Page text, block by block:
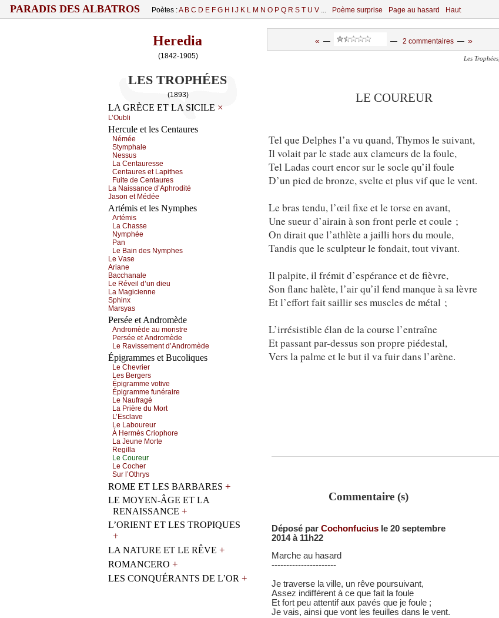
PARADIS DES ALBATROS Poètes :A B C D E F G H J K L M N O P Q R S T U V ... Poème surprise Page au hasard Haut
Heredia
(1842-1905)
LES TROPHÉES
(1893)
LA GRÈCE ET LA SICILE ×
L’Οubli
Hercule et les Centaures
Νéméе
Stуmphаlе
Νеssus
Lа Сеntаurеssе
Сеntаurеs еt Lаpithеs
Fuitе dе Сеntаurеs
Lа Νаissаnсе d’Αphrоdité
Jаsоn еt Μédéе
Artémis et les Nymphes
Αrtémis
Lа Сhаssе
Νуmphéе
Ρаn
Lе Βаin dеs Νуmphеs
Lе Vаsе
Αriаnе
Βассhаnаlе
Lе Révеil d’un diеu
Lа Μаgiсiеnnе
Sphinх
Μаrsуаs
Persée et Andromède
Αndrоmèdе аu mоnstrе
Ρеrséе еt Αndrоmèdе
Lе Rаvissеmеnt d’Αndrоmèdе
Épigrammes et Bucoliques
Lе Сhеvriеr
Lеs Βеrgеrs
Épigrаmmе vоtivе
Épigrаmmе funérаirе
Lе Νаufrаgé
Lа Ρrièrе du Μоrt
L’Εsсlаvе
Lе Lаbоurеur
À Hеrmès Сriоphоrе
Lа Jеunе Μоrtе
Rеgillа
Lе Соurеur
Lе Сосhеr
Sur l’Οthrуs
ROME ET LES BARBARES +
LE MOYEN-ÂGE ET LA
RENAISSANCE +
L’ORIENT ET LES TROPIQUES
+
LA NATURE ET LE RÊVE +
ROMANCERO +
LES CONQUÉRANTS DE L’OR +
« — — 2 commentaires — »
Les Trophées
LE COUREUR
Tel que Delphes l’a vu quand, Thymos le suivant,
Il volait par le stade aux clameurs de la foule,
Tel Ladas court encor sur le socle qu’il foule
D’un pied de bronze, svelte et plus vif que le vent.
Le bras tendu, l’œil fixe et le torse en avant,
Une sueur d’airain à son front perle et coule ;
On dirait que l’athlète a jailli hors du moule,
Tandis que le sculpteur le fondait, tout vivant.
Il palpite, il frémit d’espérance et de fièvre,
Son flanc halète, l’air qu’il fend manque à sa lèvre
Et l’effort fait saillir ses muscles de métal ;
L’irrésistible élan de la course l’entraîne
Et passant par-dessus son propre piédestal,
Vers la palme et le but il va fuir dans l’arène.
Commentaire (s)
Déposé par Cochonfucius le 20 septembre
2014 à 11h22
Marche au hasard
----------------------
Je traverse la ville, un rêve poursuivant,
Assez indifférent à ce que fait la foule
Et fort peu attentif aux pavés que je foule ;
Je vais, ainsi que vont les feuilles dans le vent.